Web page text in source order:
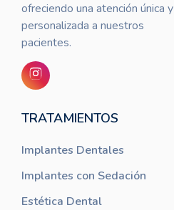
ofreciendo una atención única y
personalizada a nuestros
pacientes.
TRATAMIENTOS
Implantes Dentales
Implantes con Sedación
Estética Dental